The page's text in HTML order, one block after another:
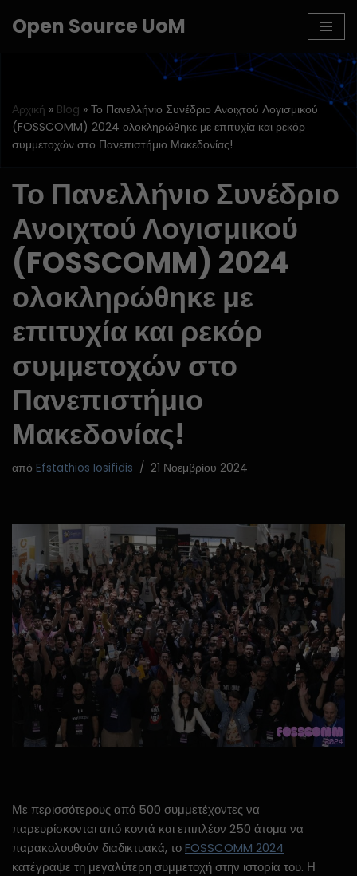
Μεταπηδήστε
Open Source UoM
Αρχική » Blog » Το Πανελλήνιο Συνέδριο Ανοιχτού Λογισμικού
(FOSSCOMM) 2024 ολοκληρώθηκε με επιτυχία και ρεκόρ
συμμετοχών στο Πανεπιστήμιο Μακεδονίας!
Το Πανελλήνιο Συνέδριο
Ανοιχτού Λογισμικού
(FOSSCOMM) 2024
ολοκληρώθηκε με
επιτυχία και ρεκόρ
συμμετοχών στο
Πανεπιστήμιο
Μακεδονίας!
από Efstathios Iosifidis 21 Νοεμβρίου 2024
Με περισσότερους από 500 συμμετέχοντες να
παρευρίσκονται από κοντά και επιπλέον 250 άτομα να
παρακολουθούν διαδικτυακά, τοFOSSCOMM 2024
κατέγραψε τη μεγαλύτερη συμμετοχή στην ιστορία του. Η